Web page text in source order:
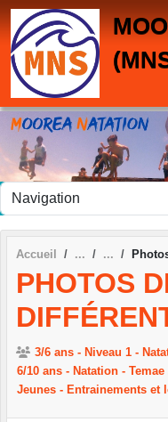
Accueil
PHOTOS
3/6 ans - Niveau 1 -
6/10 ans - Natation -
Jeunes - Entrainements et
Panneau de gestion des